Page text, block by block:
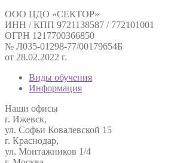
ООО ЦДО «СЕКТОР»
ИНН / КПП 9721138587 / 772101001
ОГРН 1217700366850
№ Л035-01298-77/00179654Б
от 28.02.2022 г.
Виды обучения
Информация
Наши офисы
г. Ижевск,
ул. Софьи Ковалевской 15
г. Краснодар,
ул. Монтажников 1/4